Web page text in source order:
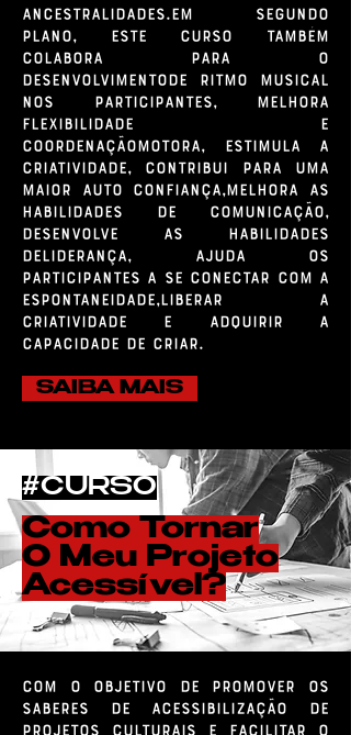
Ancestralidades.Em segundo
plano, este curso também
colabora para o
desenvolvimentode ritmo musical
nos participantes, melhora
flexibilidade e
coordenaçãomotora, estimula a
criatividade, contribui para uma
maior auto confiança,melhora as
habilidades de comunicação,
desenvolve as habilidades
deliderança, ajuda os
participantes a se conectar com a
espontaneidade,liberar a
criatividade e adquirir a
capacidade de criar.
SAIBA MAIS
#CURSO
Como Tornar
O Meu Projeto
Acessível?
Com o objetivo de promover os
saberes de acessibilização de
projetos culturais e facilitar o